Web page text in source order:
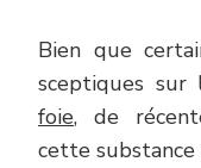
Bien que
sceptiques sur
foie, de
cette